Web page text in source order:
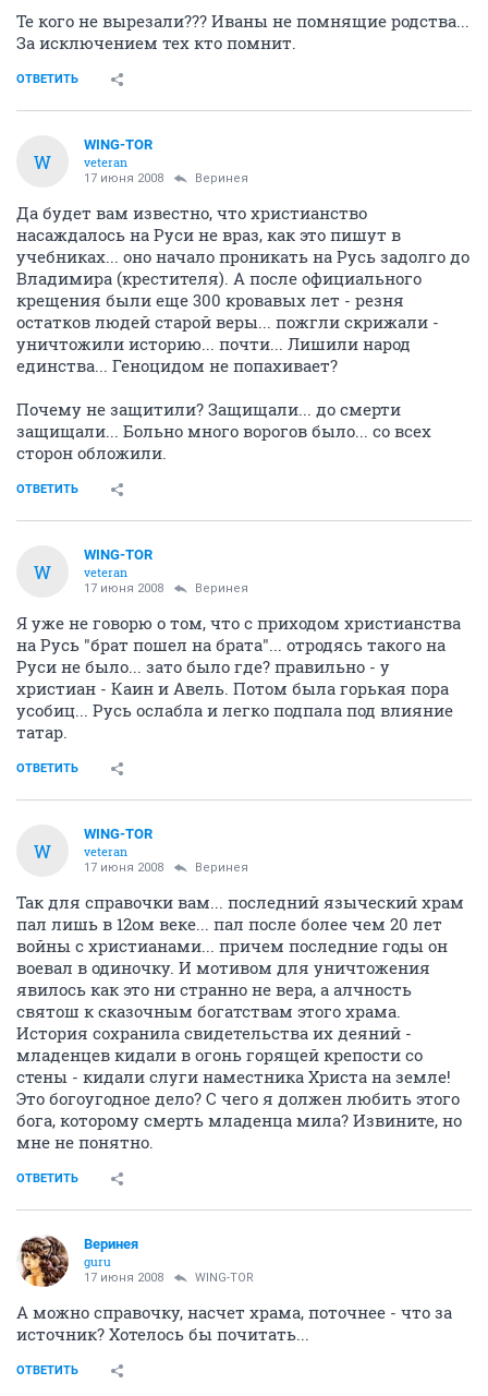
Те кого не вырезали??? Иваны не помнящие родства...
За исключением тех кто помнит.
ОТВЕТИТЬ
W
WING-TOR
veteran
17 июня 2008 Веринея
Да будет вам известно, что христианство
насаждалось на Руси не враз, как это пишут в
учебниках... оно начало проникать на Русь задолго до
Владимира (крестителя). А после официального
крещения были еще 300 кровавых лет - резня
остатков людей старой веры... пожгли скрижали -
уничтожили историю... почти... Лишили народ
единства... Геноцидом не попахивает?
Почему не защитили? Защищали... до смерти
защищали... Больно много ворогов было... со всех
сторон обложили.
ОТВЕТИТЬ
W
WING-TOR
veteran
17 июня 2008 Веринея
Я уже не говорю о том, что с приходом христианства
на Русь "брат пошел на брата"... отродясь такого на
Руси не было... зато было где? правильно - у
христиан - Каин и Авель. Потом была горькая пора
усобиц... Русь ослабла и легко подпала под влияние
татар.
ОТВЕТИТЬ
W
WING-TOR
veteran
17 июня 2008 Веринея
Так для справочки вам... последний языческий храм
пал лишь в 12ом веке... пал после более чем 20 лет
войны с христианами... причем последние годы он
воевал в одиночку. И мотивом для уничтожения
явилось как это ни странно не вера, а алчность
святош к сказочным богатствам этого храма.
История сохранила свидетельства их деяний -
младенцев кидали в огонь горящей крепости со
стены - кидали слуги наместника Христа на земле!
Это богоугодное дело? С чего я должен любить этого
бога, которому смерть младенца мила? Извините, но
мне не понятно.
ОТВЕТИТЬ
Веринея
guru
17 июня 2008 WING-TOR
А можно справочку, насчет храма, поточнее - что за
источник? Хотелось бы почитать...
ОТВЕТИТЬ